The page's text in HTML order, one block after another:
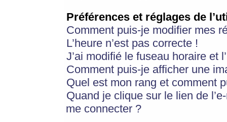
Préférences et réglages de
Comment puis-je modifier mes
L’heure n’est pas correcte !
J’ai modifié le fuseau horaire et
Comment puis-je afficher une
Quel est mon rang et comment
Quand je clique sur le lien de
me connecter ?